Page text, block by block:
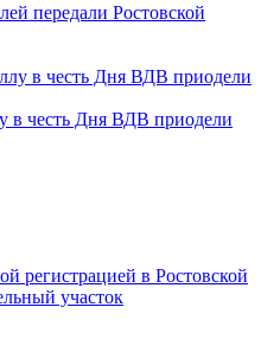
передали Ростовской
в честь Дня ВДВ приодели
регистрацией в Ростовской
участок